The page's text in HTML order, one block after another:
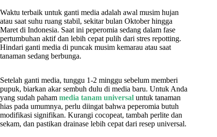
Waktu terbaik untuk ganti media adalah awal musim hujan
atau saat suhu ruang stabil, sekitar bulan Oktober hingga
Maret di Indonesia. Saat ini peperomia sedang dalam fase
pertumbuhan aktif dan lebih cepat pulih dari stres repotting.
Hindari ganti media di puncak musim kemarau atau saat
tanaman sedang berbunga.
Setelah ganti media, tunggu 1-2 minggu sebelum memberi
pupuk, biarkan akar sembuh dulu di media baru. Untuk Anda
yang sudah paham media tanam universal untuk tanaman
hias pada umumnya, perlu diingat bahwa peperomia butuh
modifikasi signifikan. Kurangi cocopeat, tambah perlite dan
sekam, dan pastikan drainase lebih cepat dari resep universal.